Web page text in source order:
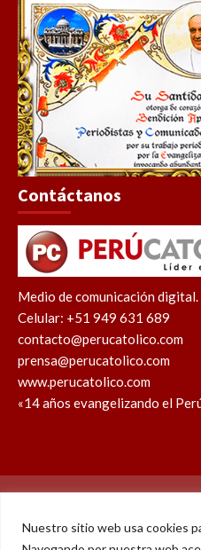
Nuestro sitio web usa cookies
Contáctanos
Medio de comunicación digital.
Celular: +51 949 631 689
contacto@perucatolico.com
prensa@perucatolico.com
www.perucatolico.com
«14 años evangelizando el